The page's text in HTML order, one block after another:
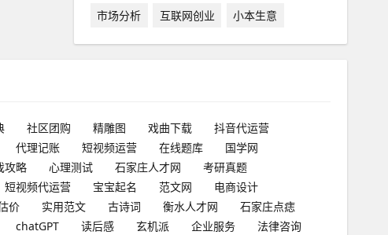
市场分析
互联网创业 小本生意
社区团购 精雕图 戏曲下载
抖音代运营
代理记账 短视频运营 在线题库
国学网
攻略 心理测试 石家庄人才网
考研真题
短视频代运营 宝宝起名 范文网
电商设计
价 实用范文 古诗词 衡水人才网
石家庄点痣
chatGPT 读后感 玄机派 企业服务 法律咨询